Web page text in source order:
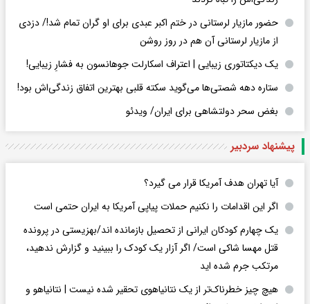
حضور مازیار لرستانی در ختم اکبر عبدی برای او گران تمام شد!/ دزدی
از مازیار لرستانی آن هم در روز روشن
یک دیکتاتوری زیبایی | اعتراف اسکارلت جوهانسون به فشارِ زیبایی!
ستاره دهه شصتی‌ها می‌گوید سکته قلبی بهترین اتفاق زندگی‌اش بود!
بغض سحر دولتشاهی برای ایران/ ویدئو
پیشنهاد سردبیر
آیا تهران هدف آمریکا قرار می گیرد؟
اگر این اقدامات را نکنیم حملات پیاپی آمریکا به ایران حتمی است
یک چهارم کودکان ایرانی از تحصیل بازمانده اند/بهزیستی در پرونده
قتل مهسا شاکی است/ اگر آزار یک کودک را ببینید و گزارش ندهید،
مرتکب جرم شده اید
هیچ چیز خطرناک‌تر از یک نتانیاهوی تحقیر شده نیست | نتانیاهو و